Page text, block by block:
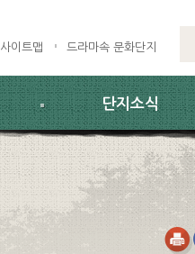
사이트맵 드라마속 문화단지
단지소식